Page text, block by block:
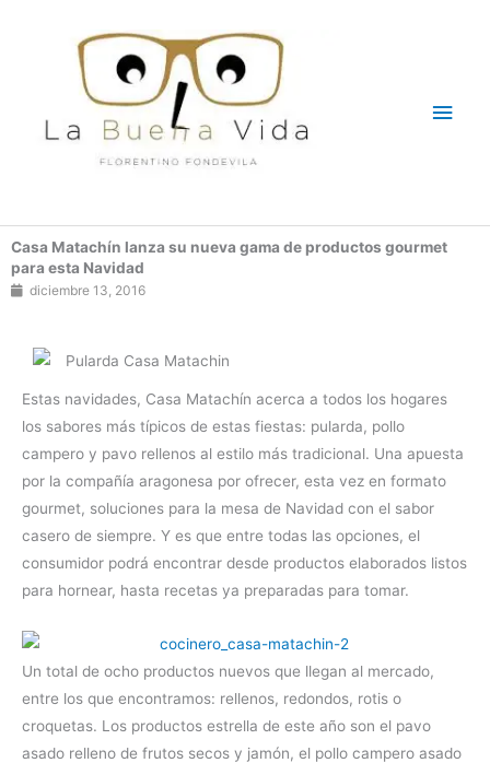
Casa Matachín lanza su nueva gama de productos gourmet
para esta Navidad
diciembre 13, 2016
Estas navidades, Casa Matachín acerca a todos los hogares
los sabores más típicos de estas fiestas: pularda, pollo
campero y pavo rellenos al estilo más tradicional. Una apuesta
por la compañía aragonesa por ofrecer, esta vez en formato
gourmet, soluciones para la mesa de Navidad con el sabor
casero de siempre. Y es que entre todas las opciones, el
consumidor podrá encontrar desde productos elaborados listos
para hornear, hasta recetas ya preparadas para tomar.
Un total de ocho productos nuevos que llegan al mercado,
entre los que encontramos: rellenos, redondos, rotis o
croquetas. Los productos estrella de este año son el pavo
asado relleno de frutos secos y jamón, el pollo campero asado